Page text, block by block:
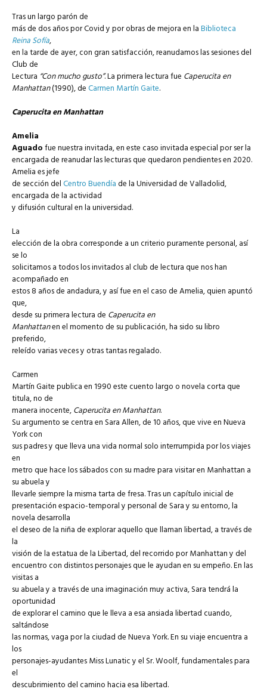
Tras un largo parón de
más de dos años por Covid y por obras de mejora en laBiblioteca
Reina Sofía,
en la tarde de ayer, con gran satisfacción, reanudamos las sesiones del
Club de
Lectura “Con mucho gusto”. La primera lectura fue Caperucita en
Manhattan(1990), deCarmen Martín Gaite.
Caperucita en Manhattan
Amelia
Aguadofue nuestra invitada, en este caso invitada especial por ser la
encargada de reanudar las lecturas que quedaron pendientes en 2020.
Amelia es jefe
de sección delCentro Buendíade la Universidad de Valladolid,
encargada de la actividad
y difusión cultural en la universidad.
La
elección de la obra corresponde a un criterio puramente personal, así
se lo
solicitamos a todos los invitados al club de lectura que nos han
acompañado en
estos 8 años de andadura, y así fue en el caso de Amelia, quien apuntó
que,
desde su primera lectura de Caperucita en
Manhattanen el momento de su publicación, ha sido su libro
preferido,
releído varias veces y otras tantas regalado.
Carmen
Martín Gaite publica en 1990 este cuento largo o novela corta que
titula, no de
manera inocente,Caperucita en Manhattan.
Su argumento se centra en Sara Allen, de 10 años, que vive en Nueva
York con
sus padres y que lleva una vida normal solo interrumpida por los viajes
en
metro que hace los sábados con su madre para visitar en Manhattan a
su abuela y
llevarle siempre la misma tarta de fresa. Tras un capítulo inicial de
presentación espacio-temporal y personal de Sara y su entorno, la
novela desarrolla
el deseo de la niña de explorar aquello que llaman libertad, a través de
la
visión de la estatua de la Libertad, del recorrido por Manhattan y del
encuentro con distintos personajes que le ayudan en su empeño. En las
visitas a
su abuela y a través de una imaginación muy activa, Sara tendrá la
oportunidad
de explorar el camino que le lleva a esa ansiada libertad cuando,
saltándose
las normas, vaga por la ciudad de Nueva York. En su viaje encuentra a
los
personajes-ayudantes Miss Lunatic y el Sr. Woolf, fundamentales para
el
descubrimiento del camino hacia esa libertad.